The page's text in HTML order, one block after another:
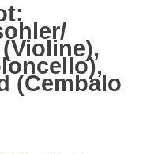
(Cembalo